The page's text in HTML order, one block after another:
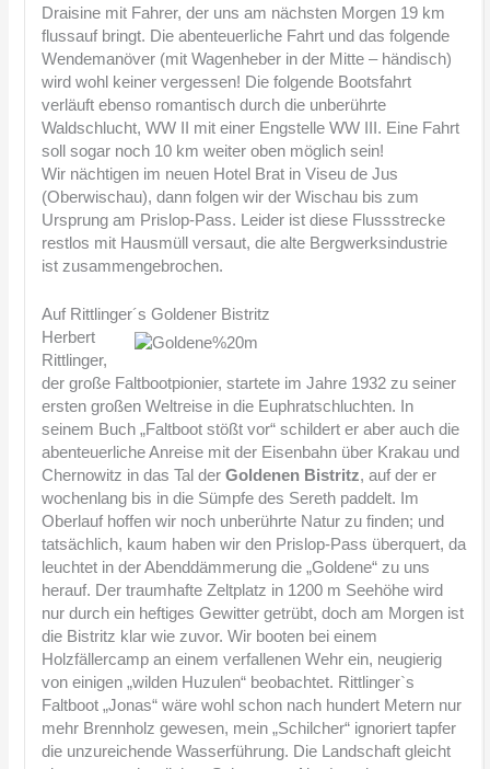
Draisine mit Fahrer, der uns am nächsten Morgen 19 km
flussauf bringt. Die abenteuerliche Fahrt und das folgende
Wendemanöver (mit Wagenheber in der Mitte – händisch)
wird wohl keiner vergessen! Die folgende Bootsfahrt
verläuft ebenso romantisch durch die unberührte
Waldschlucht, WW II mit einer Engstelle WW III. Eine Fahrt
soll sogar noch 10 km weiter oben möglich sein!
Wir nächtigen im neuen Hotel Brat in Viseu de Jus
(Oberwischau), dann folgen wir der Wischau bis zum
Ursprung am Prislop-Pass. Leider ist diese Flussstrecke
restlos mit Hausmüll versaut, die alte Bergwerksindustrie
ist zusammengebrochen.
Auf Rittlinger´s Goldener Bistritz
Herbert
Rittlinger,
der große Faltbootpionier, startete im Jahre 1932 zu seiner
ersten großen Weltreise in die Euphratschluchten. In
seinem Buch „Faltboot stößt vor“ schildert er aber auch die
abenteuerliche Anreise mit der Eisenbahn über Krakau und
Chernowitz in das Tal derGoldenen Bistritz, auf der er
wochenlang bis in die Sümpfe des Sereth paddelt. Im
Oberlauf hoffen wir noch unberührte Natur zu finden; und
tatsächlich, kaum haben wir den Prislop-Pass überquert, da
leuchtet in der Abenddämmerung die „Goldene“ zu uns
herauf. Der traumhafte Zeltplatz in 1200 m Seehöhe wird
nur durch ein heftiges Gewitter getrübt, doch am Morgen ist
die Bistritz klar wie zuvor. Wir booten bei einem
Holzfällercamp an einem verfallenen Wehr ein, neugierig
von einigen „wilden Huzulen“ beobachtet. Rittlinger`s
Faltboot „Jonas“ wäre wohl schon nach hundert Metern nur
mehr Brennholz gewesen, mein „Schilcher“ ignoriert tapfer
die unzureichende Wasserführung. Die Landschaft gleicht